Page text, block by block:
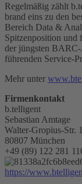
Regelmäßig zählt
brand eins zu den
Bereich Data &
Spitzenposition
der jüngsten
führenden Service-
Mehr unter
Firmenkontakt
b.telligent
Sebastian Amtage
Walter-Gropius-Str.
80807 München
+49 (89) 122 281
https://